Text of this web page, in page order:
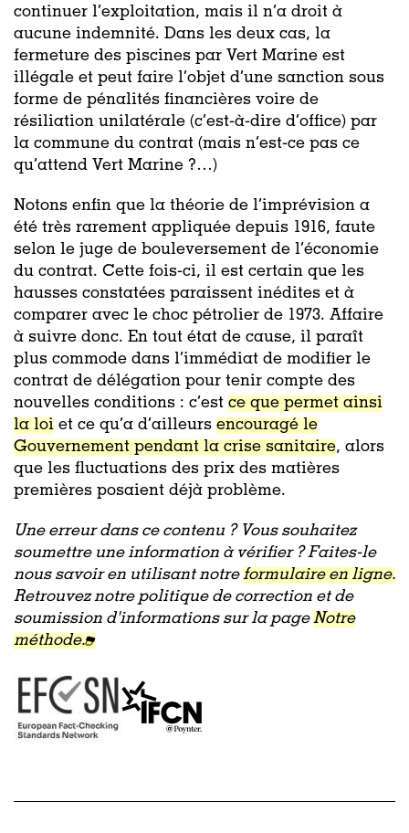
continuer l’exploitation, mais il n’a droit à
aucune indemnité. Dans les deux cas, la
fermeture des piscines par Vert Marine est
illégale et peut faire l’objet d’une sanction sous
forme de pénalités financières voire de
résiliation unilatérale (c’est-à-dire d’office) par
la commune du contrat (mais n’est-ce pas ce
qu’attend Vert Marine ?…)
Notons enfin que la théorie de l’imprévision a
été très rarement appliquée depuis 1916, faute
selon le juge de bouleversement de l’économie
du contrat. Cette fois-ci, il est certain que les
hausses constatées paraissent inédites et à
comparer avec le choc pétrolier de 1973. Affaire
à suivre donc. En tout état de cause, il paraît
plus commode dans l’immédiat de modifier le
contrat de délégation pour tenir compte des
nouvelles conditions : c’est ce que permet ainsi
la loi et ce qu’a d’ailleurs encouragé le
Gouvernement pendant la crise sanitaire, alors
que les fluctuations des prix des matières
premières posaient déjà problème.
Une erreur dans ce contenu ? Vous souhaitez
soumettre une information à vérifier ? Faites-le
nous savoir en utilisant notreformulaire en ligne.
Retrouvez notre politique de correction et de
soumission d'informations sur la pageNotre
méthode.